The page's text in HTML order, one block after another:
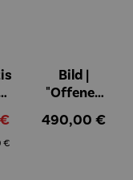
Preis:
€
Bild |
"Offenes
Collioure"
Regulärer Preis:
490,00 €